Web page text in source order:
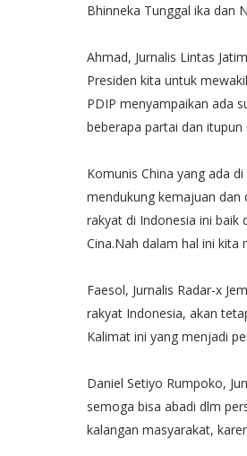
Bhinneka Tunggal ika dan
Ahmad, Jurnalis Lintas
Presiden kita untuk
PDIP menyampaikan ada
beberapa partai dan
Komunis China yang ada
mendukung kemajuan dan
rakyat di Indonesia ini baik
Cina.Nah dalam hal ini kita
Faesol, Jurnalis Radar-x
rakyat Indonesia, akan
Kalimat ini yang menjadi
Daniel Setiyo Rumpoko,
semoga bisa abadi dlm
kalangan masyarakat,